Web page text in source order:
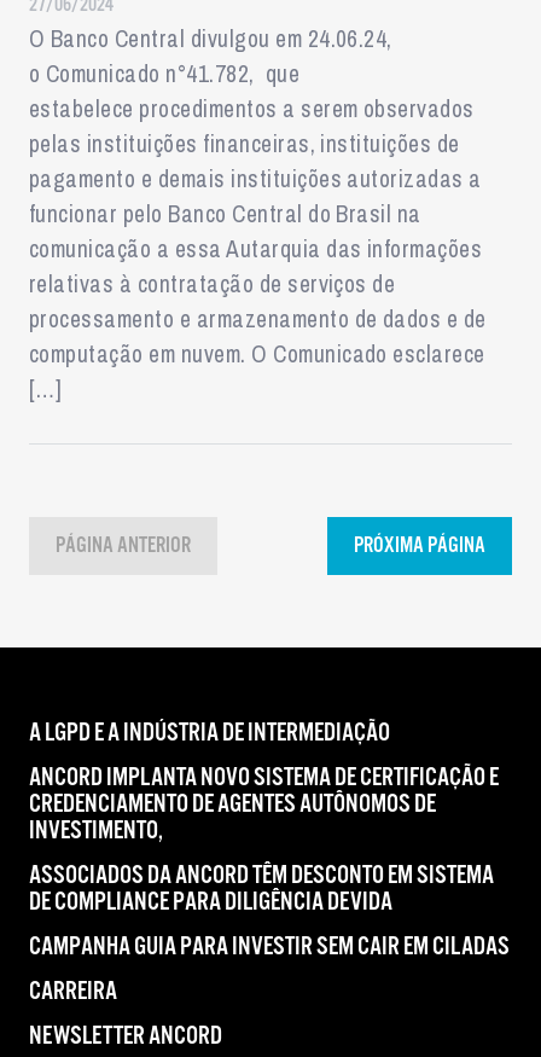
27/06/2024
O Banco Central divulgou em 24.06.24,
o Comunicado n°41.782, que
estabelece procedimentos a serem observados
pelas instituições financeiras, instituições de
pagamento e demais instituições autorizadas a
funcionar pelo Banco Central do Brasil na
comunicação a essa Autarquia das informações
relativas à contratação de serviços de
processamento e armazenamento de dados e de
computação em nuvem. O Comunicado esclarece
[…]
PÁGINA ANTERIOR PRÓXIMA PÁGINA
A LGPD E A INDÚSTRIA DE INTERMEDIAÇÃO
ANCORD IMPLANTA NOVO SISTEMA DE CERTIFICAÇÃO E
CREDENCIAMENTO DE AGENTES AUTÔNOMOS DE
INVESTIMENTO,
ASSOCIADOS DA ANCORD TÊM DESCONTO EM SISTEMA
DE COMPLIANCE PARA DILIGÊNCIA DEVIDA
CAMPANHA GUIA PARA INVESTIR SEM CAIR EM CILADAS
CARREIRA
NEWSLETTER ANCORD